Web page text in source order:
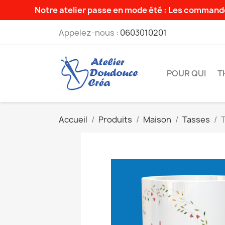
Notre atelier passe en mode été : Les
Appelez-nous : 0603010201
POUR QUI
Accueil Produits Maison Tasses